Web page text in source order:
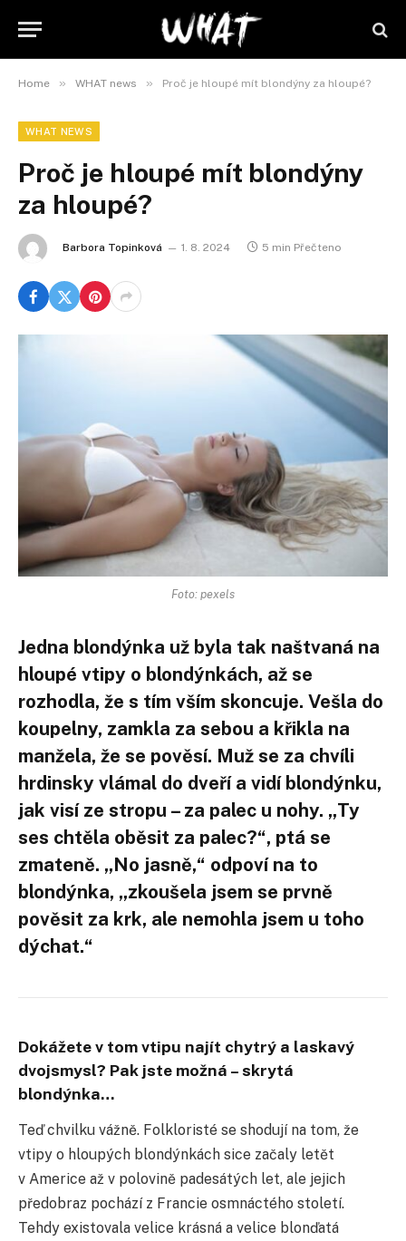
Home » WHAT news » Proč je hloupé mít blondýny za hloupé?
WHAT NEWS
Proč je hloupé mít blondýny
za hloupé?
Barbora Topinková 1. 8. 2024 5 min Přečteno
Foto: pexels
Jedna blondýnka už byla tak naštvaná na
hloupé vtipy o blondýnkách, až se
rozhodla, že s tím vším skoncuje. Vešla do
koupelny, zamkla za sebou a křikla na
manžela, že se pověsí. Muž se za chvíli
hrdinsky vlámal do dveří a vidí blondýnku,
jak visí ze stropu – za palec u nohy. „Ty
ses chtěla oběsit za palec?“, ptá se
zmateně. „No jasně,“ odpoví na to
blondýnka, „zkoušela jsem se prvně
pověsit za krk, ale nemohla jsem u toho
dýchat.“
Dokážete v tom vtipu najít chytrý a laskavý
dvojsmysl? Pak jste možná – skrytá
blondýnka…
Teď chvilku vážně. Folkloristé se shodují na tom, že
vtipy o hloupých blondýnkách sice začaly letět
v Americe až v polovině padesátých let, ale jejich
předobraz pochází z Francie osmnáctého století.
Tehdy existovala velice krásná a velice blonďatá